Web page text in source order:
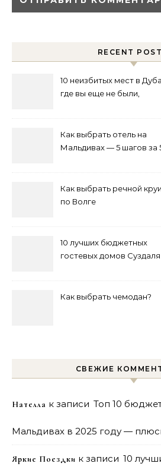
RECENT
10 неизбитых мест в
где вы еще не были,
Как выбрать отель на
Мальдивах — 5 шагов за
Как выбрать речной
по Волге
10 лучших бюджетных
гостевых домов Суздаля
Как выбрать чемодан?
СВЕЖИЕ
Нателла к записи Топ 10
Мальдивах в 2025 году —
Яркие Поездки к записи 10